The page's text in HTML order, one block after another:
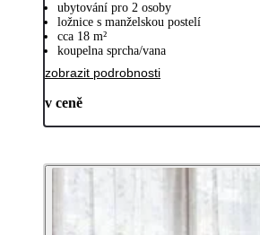
ubytování pro 2 osoby
ložnice s manželskou postelí
cca 18 m²
koupelna sprcha/vana
zobrazit podrobnosti
v ceně